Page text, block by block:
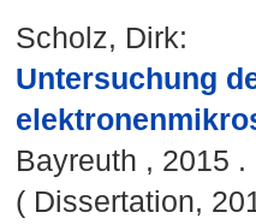
Scholz, Dirk:
Untersuchung
Bayreuth , 2015
( Dissertation,